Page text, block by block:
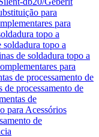
para
para
topo a
soldadura topo a
de soldadura topo a
para
de processamento de
de processamento de
de
para Acessórios
de